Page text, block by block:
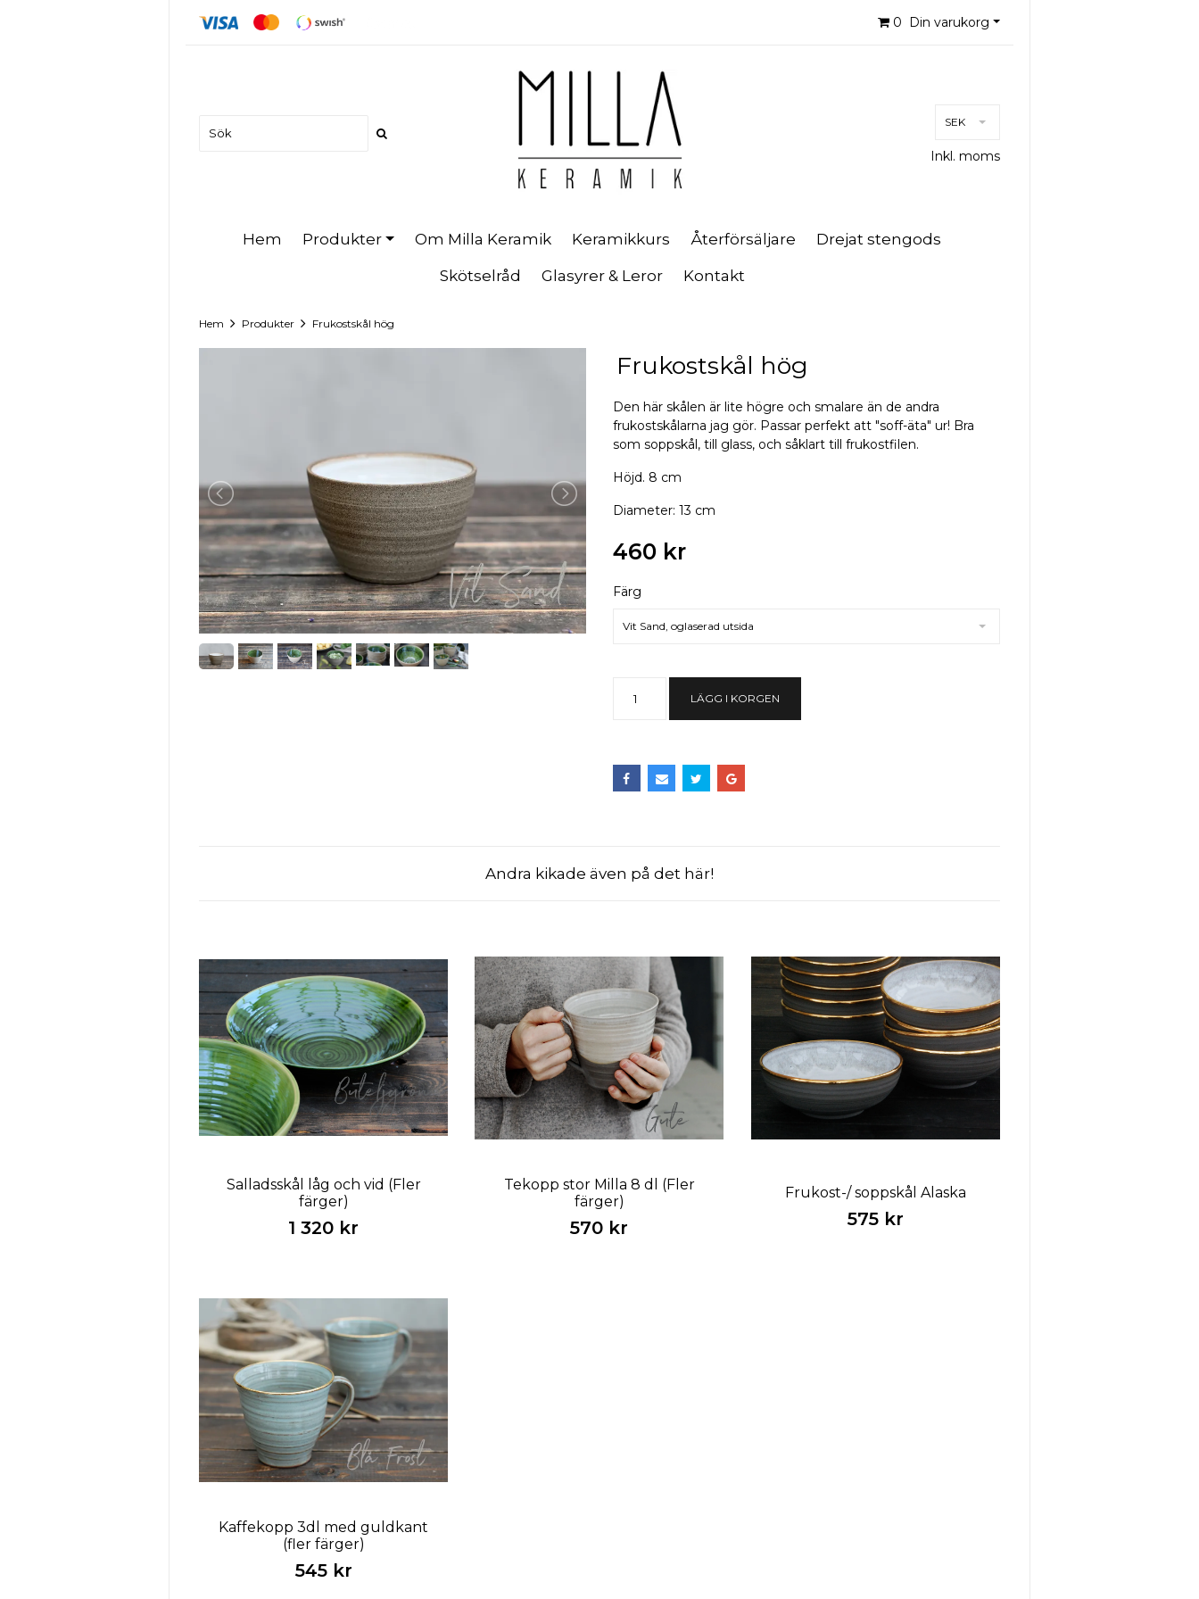
0 Din varukorg
SEK
Inkl. moms
Hem Produkter Om Milla Keramik Keramikkurs Återförsäljare Drejat stengods
Skötselråd Glasyrer & Leror Kontakt
Hem Produkter Frukostskål hög
Frukostskål hög
Den här skålen är lite högre och smalare än de andra
frukostskålarna jag gör. Passar perfekt att "soff-äta" ur! Bra
som soppskål, till glass, och såklart till frukostfilen.
Höjd. 8 cm
Diameter: 13 cm
460 kr
Färg
Vit Sand, oglaserad utsida
LÄGG I KORGEN
Andra kikade även på det här!
Salladsskål låg och vid (Fler
färger)
1 320 kr
Tekopp stor Milla 8 dl (Fler
färger)
570 kr
Frukost-/ soppskål Alaska
575 kr
Kaffekopp 3dl med guldkant
(fler färger)
545 kr